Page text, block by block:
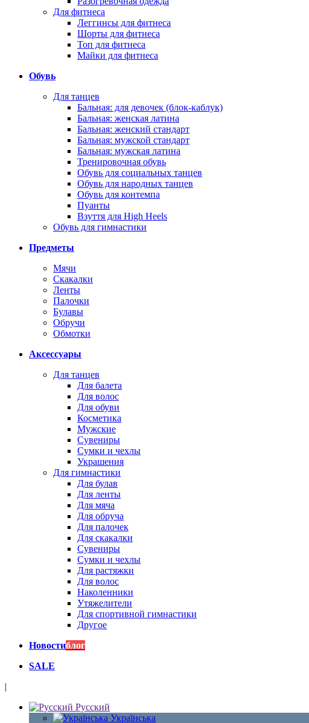
Для фитнеса
Леггинсы для фитнеса
Шорты для фитнеса
Топ для фитнеса
Майки для фитнеса
Обувь
Для танцев
Бальная: для девочек (блок-каблук)
Бальная: женская латина
Бальная: женский стандарт
Бальная: мужской стандарт
Бальная: мужская латина
Тренировочная обувь
Обувь для социальных танцев
Обувь для народных танцев
Обувь для контемпа
Пуанты
Взуття для High Heels
Обувь для гимнастики
Предметы
Мячи
Скакалки
Ленты
Палочки
Булавы
Обручи
Обмотки
Аксессуары
Для танцев
Для балета
Для волос
Для обуви
Косметика
Мужские
Сувениры
Сумки и чехлы
Украшения
Для гимнастики
Для булав
Для ленты
Для мяча
Для обруча
Для палочек
Для скакалки
Сувениры
Сумки и чехлы
Для растяжки
Для волос
Наколенники
Утяжелители
Для спортивной гимнастики
Другое
Новостиблог
SALE
|
Русский
Українська